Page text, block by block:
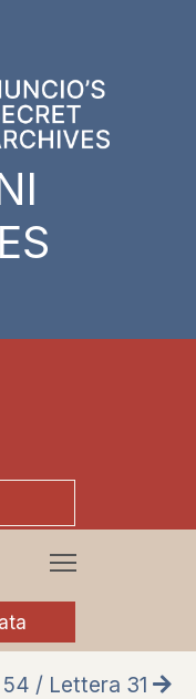
54 / Lettera 31